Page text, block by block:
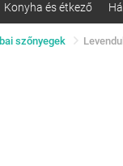
Konyha és étkező
szőnyegek